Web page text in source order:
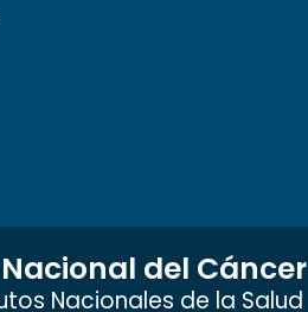
del Cáncer
Nacionales de la Salud